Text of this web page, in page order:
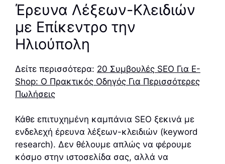
Έρευνα Λέξεων-Κλειδιών
με Επίκεντρο την
Ηλιούπολη
Δείτε περισσότερα: 20 Συμβουλές SEO Για E-
Shop: Ο Πρακτικός Οδηγός Για Περισσότερες
Πωλήσεις
Κάθε επιτυχημένη καμπάνια SEO ξεκινά με
ενδελεχή έρευνα λέξεων-κλειδιών (keyword
research). Δεν θέλουμε απλώς να φέρουμε
κόσμο στην ιστοσελίδα σας, αλλά να